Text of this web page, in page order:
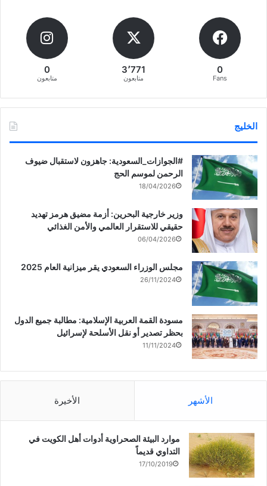
0
Fans
3٬771
متابعون
0
متابعون
الخليج
‏‎#الجوازات_السعودية: جاهزون لاستقبال ضيوف
الرحمن لموسم الحج
18/04/2026
وزير خارجية البحرين: أزمة مضيق هرمز تهديد
حقيقي للاستقرار العالمي والأمن الغذائي
06/04/2026
مجلس الوزراء السعودي يقر ميزانية العام 2025
26/11/2024
مسودة القمة العربية الإسلامية: مطالبة جميع الدول
بحظر تصدير أو نقل الأسلحة لإسرائيل
11/11/2024
الأشهر الأخيرة
موارد البيئة الصحراوية أدوات أهل الكويت في
التداوي قديماً
17/10/2019